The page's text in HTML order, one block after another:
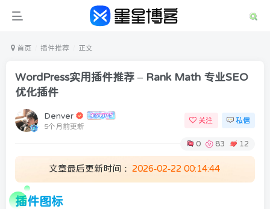
首页 插件推荐 正文
WordPress实用插件推荐 – Rank Math 专业SEO
优化插件
Denver
5个月前更新
关注 私信
0 83 12
文章最后更新时间： 2026-02-22 00:14:44
插件 图标扫码登录